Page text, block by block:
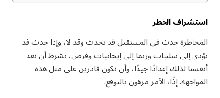
استشراف الخطر
المخاطرة حدث في المستقبل قد يحدث وقد لا، وإذا حدث قد
يؤدي إلى سلبيات وربما إلى إيجابيات وفرص، بشرط أن نعد
أنفسنا لذلك إعدادًا جيدًا، وأن نكون قادرين على مثل هذه
المواجهة. إذًا، الأمر مرهون بالتوقع.